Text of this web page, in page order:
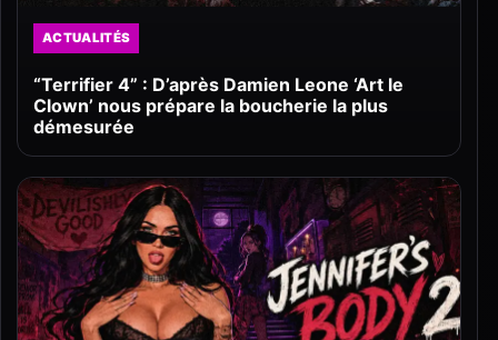
ACTUALITÉS
“Terrifier 4” : D’après Damien Leone ‘Art le
Clown’ nous prépare la boucherie la plus
démesurée